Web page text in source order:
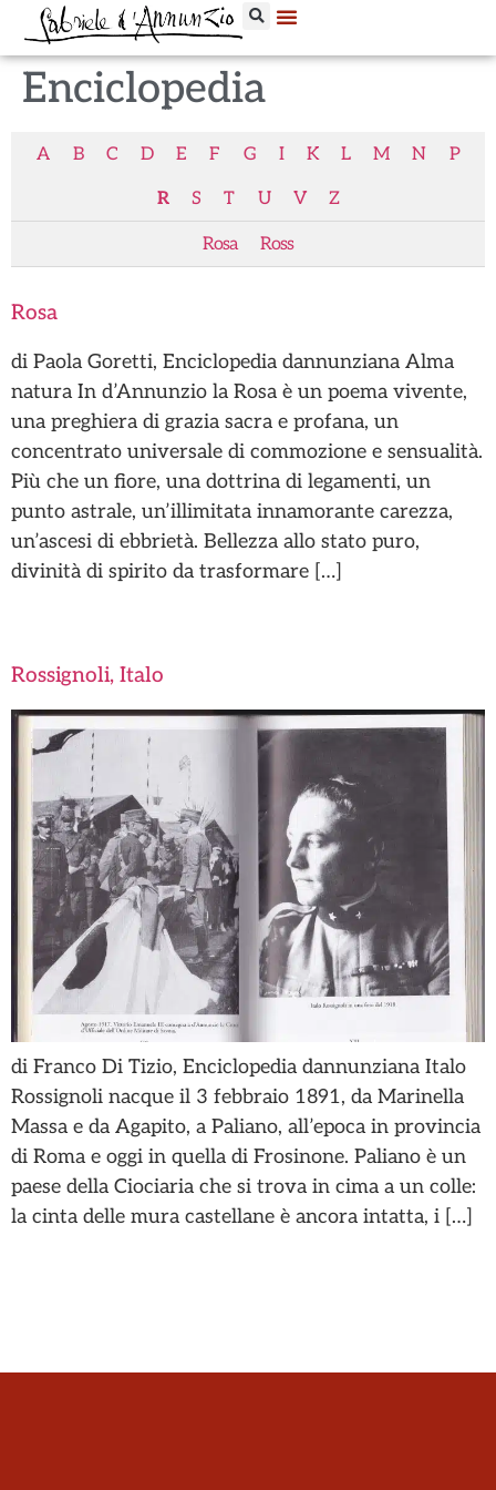
Enciclopedia
A B C D E F G I K L M N
P
R
S T U V Z
Rosa Ross
Rosa
di Paola Goretti, Enciclopedia dannunziana Alma
natura In d’Annunzio la Rosa è un poema vivente,
una preghiera di grazia sacra e profana, un
concentrato universale di commozione e sensualità.
Più che un fiore, una dottrina di legamenti, un
punto astrale, un’illimitata innamorante carezza,
un’ascesi di ebbrietà. Bellezza allo stato puro,
divinità di spirito da trasformare […]
Rossignoli, Italo
di Franco Di Tizio, Enciclopedia dannunziana Italo
Rossignoli nacque il 3 febbraio 1891, da Marinella
Massa e da Agapito, a Paliano, all’epoca in provincia
di Roma e oggi in quella di Frosinone. Paliano è un
paese della Ciociaria che si trova in cima a un colle:
la cinta delle mura castellane è ancora intatta, i […]